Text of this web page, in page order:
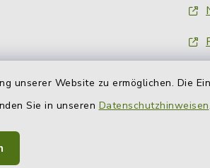
unserer Website zu ermöglichen. Die
Sie in unseren Datenschutzhinweisen.